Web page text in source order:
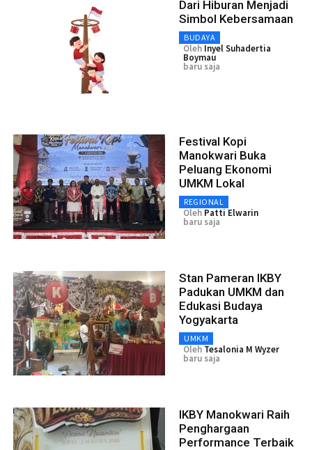
Dari Hiburan Menjadi
Simbol Kebersamaan
BUDAYA
Oleh Inyel Suhadertia
Boymau
baru saja
Festival Kopi
Manokwari Buka
Peluang Ekonomi
UMKM Lokal
REGIONAL
Oleh Patti Elwarin
baru saja
Stan Pameran IKBY
Padukan UMKM dan
Edukasi Budaya
Yogyakarta
UMKM
Oleh Tesalonia M Wyzer
baru saja
IKBY Manokwari Raih
Penghargaan
Performance Terbaik